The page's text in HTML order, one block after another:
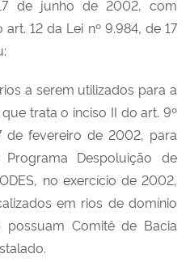
de junho de 2002, com
12 da Lei nº 9.984, de 17
a serem utilizados para a
trata o inciso II do art. 9º
de fevereiro de 2002, para
Despoluição de
no exercício de 2002,
em rios de domínio
Comitê de Bacia